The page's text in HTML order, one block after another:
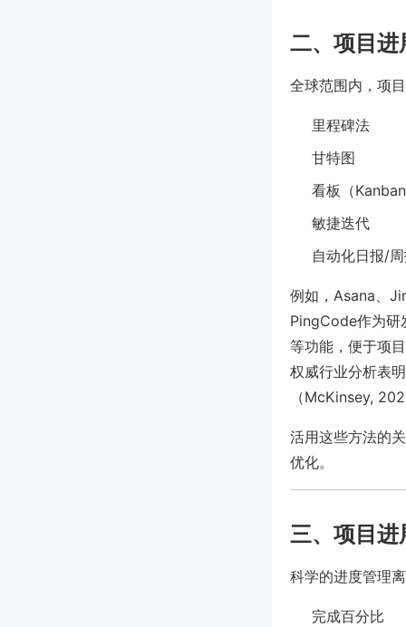
二、项目进
全球范围内，项
里程碑法
甘特图
看板（
敏捷迭代
自动化日报/
例如，Asana、
PingCode作为研
等功能，便于项
权威行业分析表
（McKinsey,
活用这些方法的
优化。
三、项目进
科学的进度管理
完成百分比